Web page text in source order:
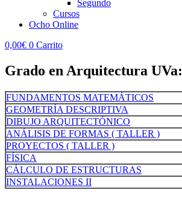
Segundo
Cursos
Ocho Online
0,00€ 0 Carrito
Grado en Arquitectura UVa:
FUNDAMENTOS MATEMÁTICOS
GEOMETRÍA DESCRIPTIVA
DIBUJO ARQUITECTÓNICO
ANÁLISIS DE FORMAS ( TALLER )
PROYECTOS ( TALLER )
FÍSICA
CÁLCULO DE ESTRUCTURAS
INSTALACIONES II